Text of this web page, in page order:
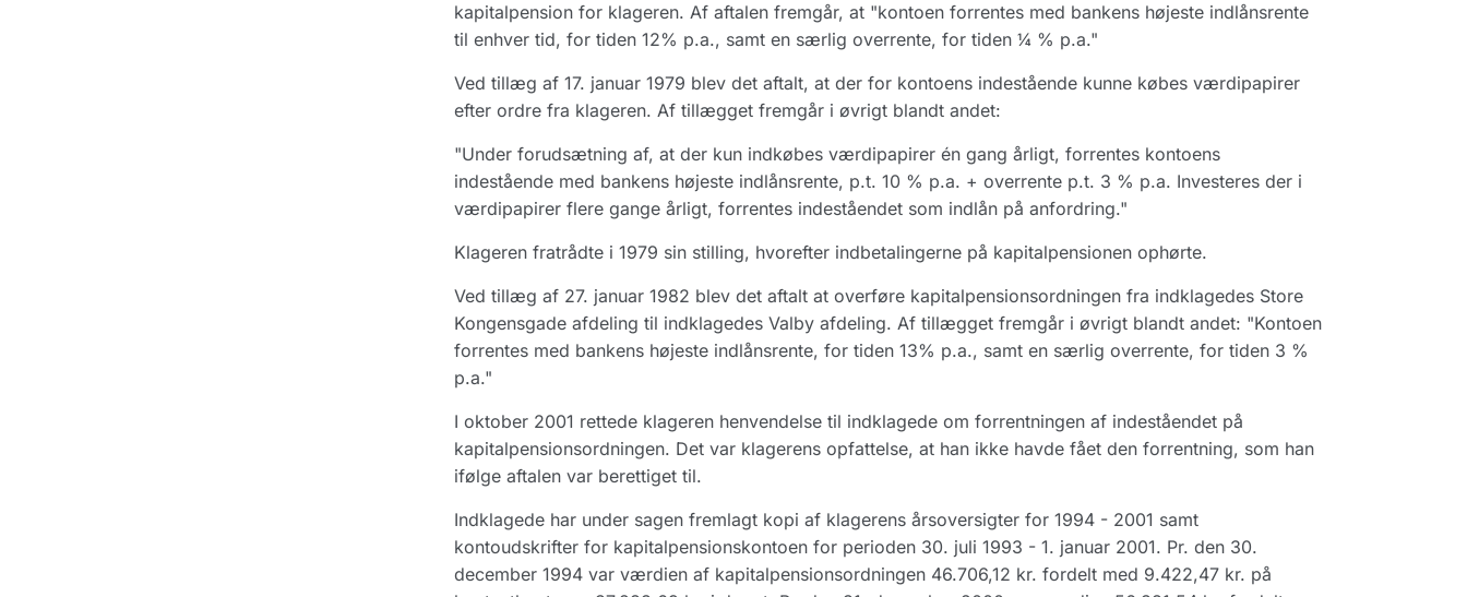
kapitalpension for klageren. Af aftalen fremgår, at "kontoen forrentes med bankens højeste indlånsrente
til enhver tid, for tiden 12% p.a., samt en særlig overrente, for tiden ¼ % p.a."
Ved tillæg af 17. januar 1979 blev det aftalt, at der for kontoens indestående kunne købes værdipapirer
efter ordre fra klageren. Af tillægget fremgår i øvrigt blandt andet:
"Under forudsætning af, at der kun indkøbes værdipapirer én gang årligt, forrentes kontoens
indestående med bankens højeste indlånsrente, p.t. 10 % p.a. + overrente p.t. 3 % p.a. Investeres der i
værdipapirer flere gange årligt, forrentes indeståendet som indlån på anfordring."
Klageren fratrådte i 1979 sin stilling, hvorefter indbetalingerne på kapitalpensionen ophørte.
Ved tillæg af 27. januar 1982 blev det aftalt at overføre kapitalpensionsordningen fra indklagedes Store
Kongensgade afdeling til indklagedes Valby afdeling. Af tillægget fremgår i øvrigt blandt andet: "Kontoen
forrentes med bankens højeste indlånsrente, for tiden 13% p.a., samt en særlig overrente, for tiden 3 %
p.a."
I oktober 2001 rettede klageren henvendelse til indklagede om forrentningen af indeståendet på
kapitalpensionsordningen. Det var klagerens opfattelse, at han ikke havde fået den forrentning, som han
ifølge aftalen var berettiget til.
Indklagede har under sagen fremlagt kopi af klagerens årsoversigter for 1994 - 2001 samt
kontoudskrifter for kapitalpensionskontoen for perioden 30. juli 1993 - 1. januar 2001. Pr. den 30.
december 1994 var værdien af kapitalpensionsordningen 46.706,12 kr. fordelt med 9.422,47 kr. på